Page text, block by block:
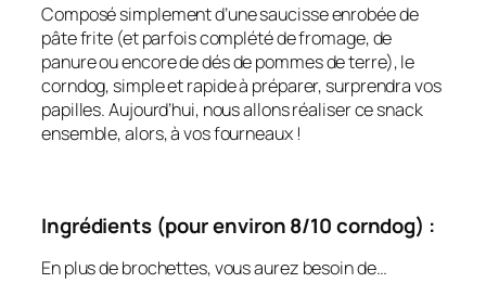
Composé simplement d’une saucisse enrobée de
pâte frite (et parfois complété de fromage, de
panure ou encore de dés de pommes de terre), le
corndog, simple et rapide à préparer, surprendra vos
papilles. Aujourd’hui, nous allons réaliser ce snack
ensemble, alors, à vos fourneaux !
Ingrédients (pour environ 8/10 corndog) :
En plus de brochettes, vous aurez besoin de…